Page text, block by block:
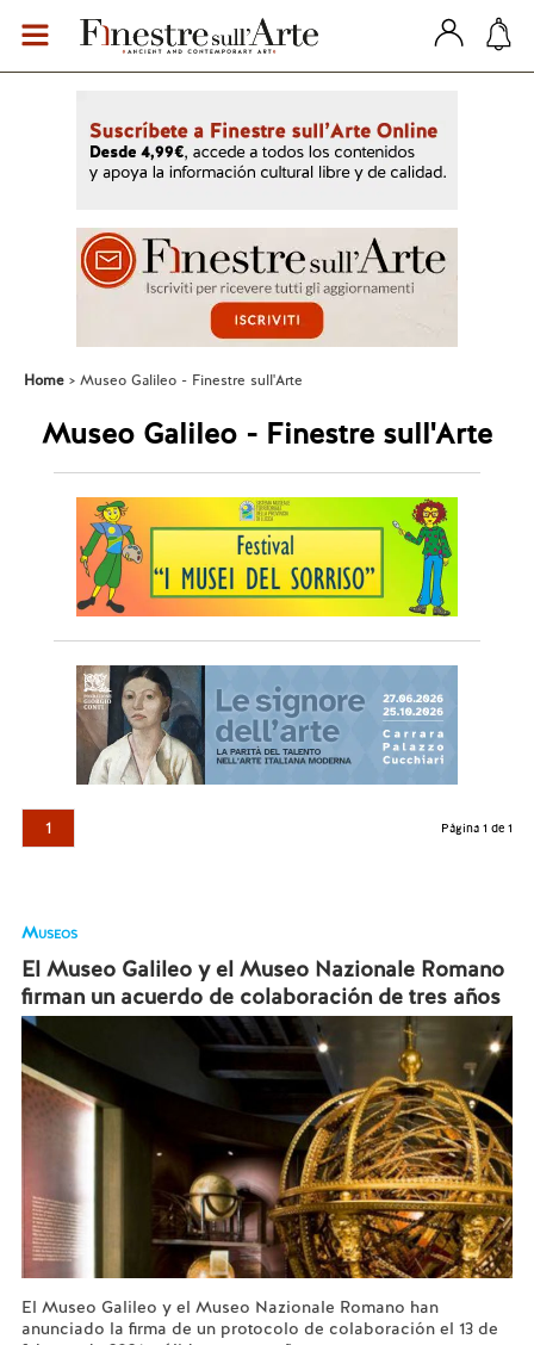
Home Museo Galileo - Finestre sull'Arte
Museo Galileo - Finestre sull'Arte
1 Página 1 de 1
Museos
El Museo Galileo y el Museo Nazionale Romano
firman un acuerdo de colaboración de tres años
El Museo Galileo y el Museo Nazionale Romano han
anunciado la firma de un protocolo de colaboración el 13 de